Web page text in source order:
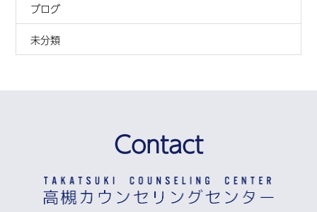
ブログ
未分類
Contact